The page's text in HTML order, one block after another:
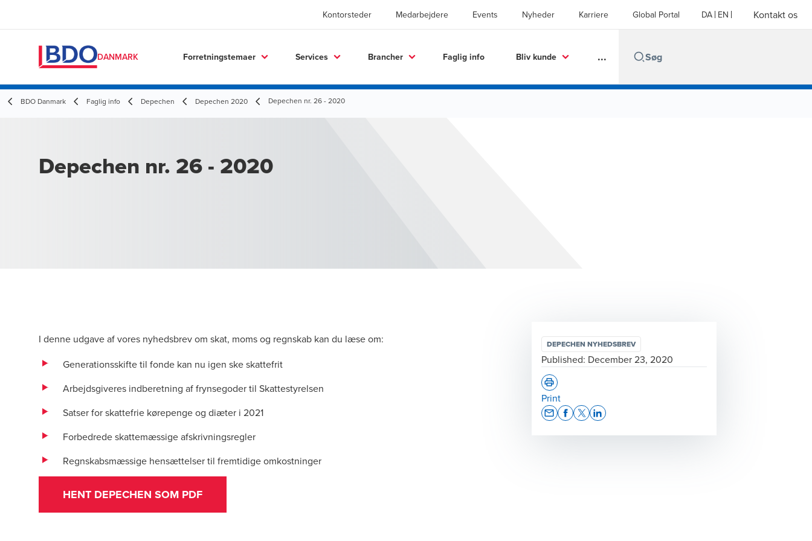
Kontorsteder Medarbejdere Events Nyheder Karriere Global Portal DA EN Kontakt os
DANMARK Forretningstemaer Services Brancher Faglig info Bliv kunde ...
BDO Danmark Faglig info Depechen Depechen 2020 Depechen nr. 26 - 2020
Depechen nr. 26 - 2020
I denne udgave af vores nyhedsbrev om skat, moms og regnskab kan du læse om:
Generationsskifte til fonde kan nu igen ske skattefrit
Arbejdsgiveres indberetning af frynsegoder til Skattestyrelsen
Satser for skattefrie kørepenge og diæter i 2021
Forbedrede skattemæssige afskrivningsregler
Regnskabsmæssige hensættelser til fremtidige omkostninger
HENT DEPECHEN SOM PDF
DEPECHEN NYHEDSBREV
Published: December 23, 2020
Print